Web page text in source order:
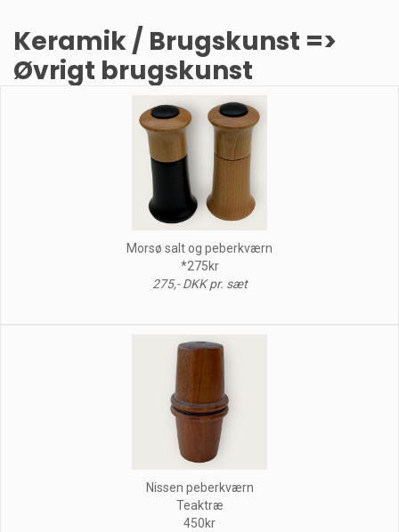
Keramik / Brugskunst =>
Øvrigt brugskunst
Morsø salt og peberkværn
*275kr
275,- DKK pr. sæt
Nissen peberkværn
Teaktræ
450kr